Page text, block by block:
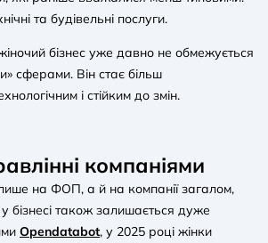
та будівельні послуги.
бізнес уже давно не обмежується
сферами. Він стає більш
і стійким до змін.
компаніями
на ФОП, а й на компанії загалом,
у бізнесі також залишається дуже
Opendatabot, у 2025 році жінки